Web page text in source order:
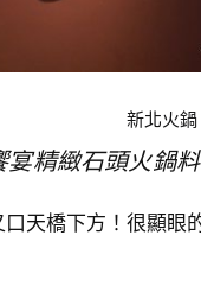
新北火
宴精緻石頭火鍋
天橋下方！很顯眼